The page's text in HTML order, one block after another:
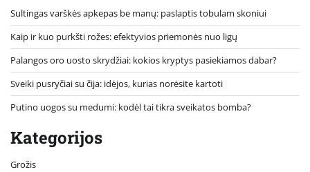
Sultingas varškės apkepas be manų: paslaptis tobulam skoniui
Kaip ir kuo purkšti rožes: efektyvios priemonės nuo ligų
Palangos oro uosto skrydžiai: kokios kryptys pasiekiamos dabar?
Sveiki pusryčiai su čija: idėjos, kurias norėsite kartoti
Putino uogos su medumi: kodėl tai tikra sveikatos bomba?
Kategorijos
Grožis